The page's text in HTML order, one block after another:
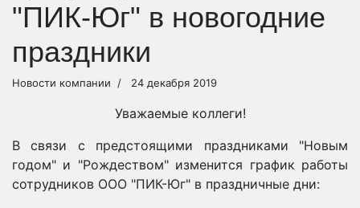
"ПИК-Юг" в новогодние
праздники
Новости компании 24 декабря 2019
Уважаемые коллеги!
В связи с предстоящими праздниками "Новым
годом" и "Рождеством" изменится график работы
сотрудников ООО "ПИК-Юг" в праздничные дни: